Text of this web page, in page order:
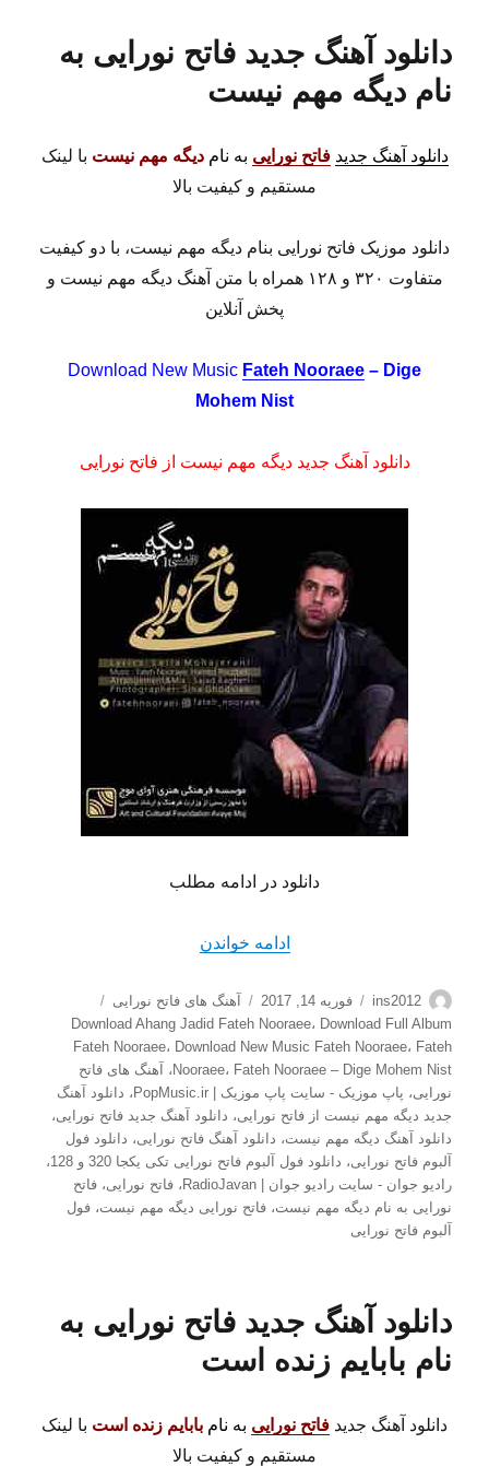
دانلود آهنگ جدید فاتح نورایی به
نام دیگه مهم نیست
دانلود آهنگ جدید فاتح نورایی به نامدیگه مهم نیست با لینک
مستقیم و کیفیت بالا
دانلود موزیک فاتح نورایی بنام دیگه مهم نیست، با دو کیفیت
متفاوت ۳۲۰ و ۱۲۸ همراه با متن آهنگ دیگه مهم نیست و
پخش آنلاین
Download New Music Fateh Nooraee – Dige
Mohem Nist
دانلود آهنگ جدید دیگه مهم نیست از فاتح نورایی
دانلود در ادامه مطلب
ادامه خواندن
نویسنده
ins2012
ارسال
شده
در
فوریه 14, 2017 دسته‌ها
آهنگ های فاتح نورایی
Download Ahang Jadid Fateh Nooraee، Download Full Album
Fateh Nooraee، Download New Music Fateh Nooraee، Fateh
Nooraee، Fateh Nooraee – Dige Mohem Nist ،
آهنگ های فاتح
نورایی، پاپ موزیک - سایت پاپ موزیک | PopMusic.ir ، دانلود آهنگ
جدید دیگه مهم نیست از فاتح نورایی، دانلود آهنگ جدید فاتح نورایی،
دانلود آهنگ دیگه مهم نیست، دانلود آهنگ فاتح نورایی، دانلود فول
آلبوم فاتح نورایی، دانلود فول آلبوم فاتح نورایی تکی یکجا 320 و 128
،
رادیو جوان - سایت رادیو جوان | RadioJavan
،فاتح نورایی،فاتح
نورایی به نام دیگه مهم نیست،فاتح نورایی دیگه مهم نیست،فول
آلبوم فاتح نورایی
دانلود آهنگ جدید فاتح نورایی به
نام بابایم زنده است
دانلود آهنگ جدید فاتح نورایی به نام بابایم زنده است با لینک
مستقیم و کیفیت بالا